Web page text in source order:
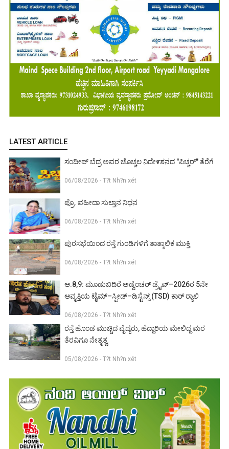
LATEST ARTICLE
ಸಂದೀಪ್ ಬೆದ್ರ ಅವರ ಚೊಚ್ಚಲ ನಿದೇ೯ಶನದ "ಪಿಚ್ಚರ್" ತೆರೆಗೆ
06/08/2026 - T?t Nh?n xét
ಪ್ರೊ. ವಹೀದಾ ಸುಲ್ತಾನ ನಿಧನ
06/08/2026 - T?t Nh?n xét
ಪುರಸಭೆಯಿಂದ ರಸ್ತೆ ಗುಂಡಿಗಳಿಗೆ ತಾತ್ಕಾಲಿಕ ಮುಕ್ತಿ
06/08/2026 - T?t Nh?n xét
ಆ.8,9: ಮೂಡುಬಿದಿರೆ ಅಡ್ವೆಂಚರ್ ಡ್ರೈವ್–2026ರ 5ನೇ
ಆವೃತ್ತಿಯ ಟೈಮ್–ಸ್ಪೀಡ್–ಡಿಸ್ಟೆನ್ಸ್ (TSD) ಕಾರ್ ರ‍್ಯಾಲಿ
06/08/2026 - T?t Nh?n xét
ರಸ್ತೆ ಹೊಂಡ ಮುಚ್ಚಿದ ವೈದ್ಯರು, ಹೆದ್ದಾರಿಯ ಮೇಲಿದ್ದ ಮರ
ತೆರವಿಗೂ ನೇತೃತ್ವ
05/08/2026 - T?t Nh?n xét